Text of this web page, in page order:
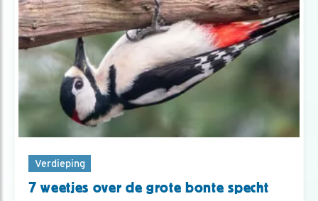
Verdieping
7 weetjes over de grote bonte specht